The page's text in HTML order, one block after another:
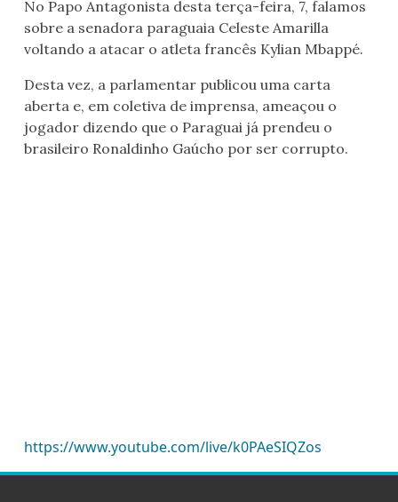
No Papo Antagonista desta terça-feira, 7, falamos
sobre a senadora paraguaia Celeste Amarilla
voltando a atacar o atleta francês Kylian Mbappé.
Desta vez, a parlamentar publicou uma carta
aberta e, em coletiva de imprensa, ameaçou o
jogador dizendo que o Paraguai já prendeu o
brasileiro Ronaldinho Gaúcho por ser corrupto.
https://www.youtube.com/live/k0PAeSIQZos